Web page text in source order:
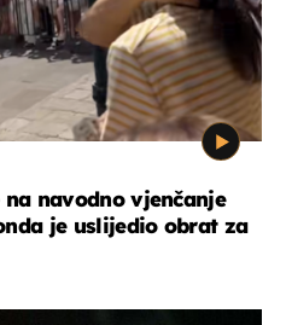
navodno vjenčanje
je uslijedio obrat za